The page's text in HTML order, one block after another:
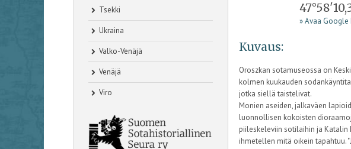
Tsekki
Ukraina
Valko-Venäjä
Venäjä
Viro
» Avaa
Kuvaus:
Oroszkan sotamuseossa on
kolmen kuukauden
jotka siellä taistelivat.
Monien aseiden, jalkaväen
luonnollisen kokoisten
piileskeleviin sotilaihin ja
ihmetellen mitä oikein tapahtuu.